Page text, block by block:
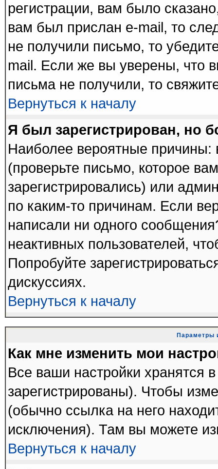
регистрации, вам было
вам был прислан e-mail, то
не получили письмо, то
mail. Если же вы уверены, что
письма не получили, то
Вернуться к началу
Я был зарегистрирован, но
Наиболее вероятные
(проверьте письмо, которое
зарегистрировались) или
по каким-то причинам. Если
написали ни одного
неактивных пользователей,
Попробуйте
дискуссиях.
Вернуться к началу
Параметры
Как мне изменить мои
Все ваши настройки хранятся
зарегистрированы). Чтобы
(обычно ссылка на него
исключения). Там вы можете
Вернуться к началу